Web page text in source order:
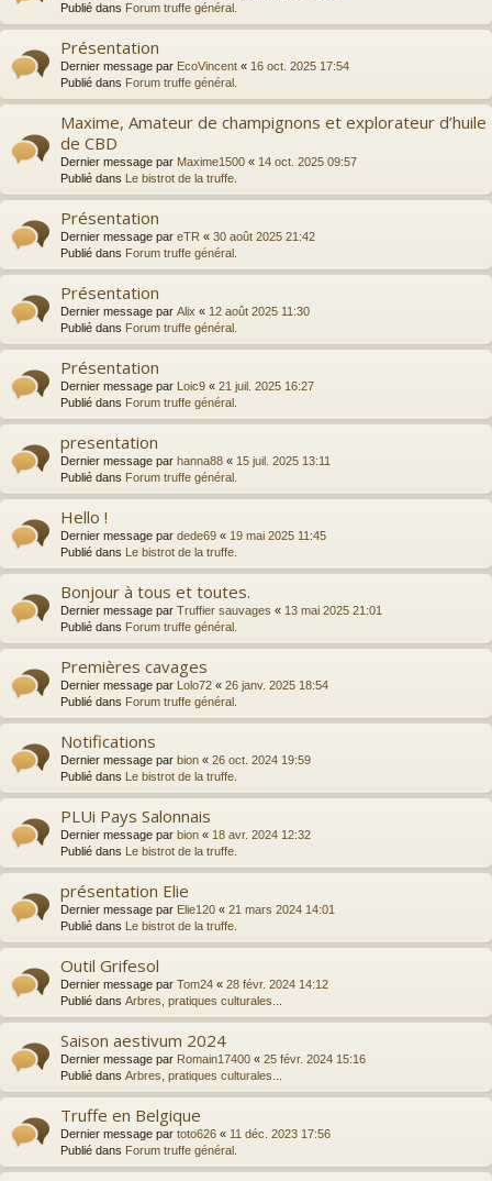
Publié dans Forum truffe général.
Présentation
Dernier message par EcoVincent « 16 oct. 2025 17:54
Publié dans Forum truffe général.
Maxime, Amateur de champignons et explorateur d’huile
de CBD
Dernier message par Maxime1500 « 14 oct. 2025 09:57
Publié dans
Le bistrot de la truffe.
Présentation
Dernier message par eTR « 30 août 2025 21:42
Publié dans Forum truffe général.
Présentation
Dernier message par Alix « 12 août 2025 11:30
Publié dans Forum truffe général.
Présentation
Dernier message par Loic9 « 21 juil. 2025 16:27
Publié dans Forum truffe général.
presentation
Dernier message par hanna88 « 15 juil. 2025 13:11
Publié dans Forum truffe général.
Hello !
Dernier message par dede69 « 19 mai 2025 11:45
Publié dans
Le bistrot de la truffe.
Bonjour à tous et toutes.
Dernier message par Truffier sauvages « 13 mai 2025 21:01
Publié dans Forum truffe général.
Premières cavages
Dernier message par Lolo72 « 26 janv. 2025 18:54
Publié dans Forum truffe général.
Notifications
Dernier message par bion « 26 oct. 2024 19:59
Publié dans
Le bistrot de la truffe.
PLUi Pays Salonnais
Dernier message par bion « 18 avr. 2024 12:32
Publié dans
Le bistrot de la truffe.
présentation Elie
Dernier message par Elie120 « 21 mars 2024 14:01
Publié dans
Le bistrot de la truffe.
Outil Grifesol
Dernier message par Tom24 « 28 févr. 2024 14:12
Publié dans Arbres, pratiques culturales...
Saison aestivum 2024
Dernier message par Romain17400 « 25 févr. 2024 15:16
Publié dans Arbres, pratiques culturales...
Truffe en Belgique
Dernier message par toto626 « 11 déc. 2023 17:56
Publié dans Forum truffe général.